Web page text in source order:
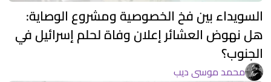
السويداء بين فخ الخصوصية ومشروع الوصاية:
هل نهوض العشائر إعلان وفاة لحلم إسرائيل في
الجنوب؟
محمد موسى ديب